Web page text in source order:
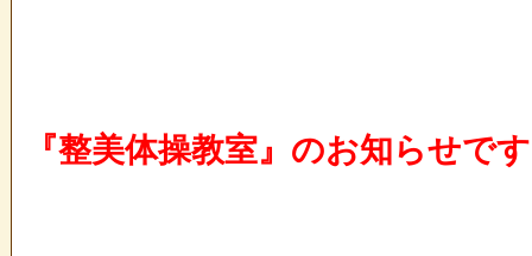
『整美体操教室』のお知らせで